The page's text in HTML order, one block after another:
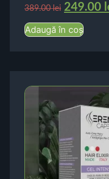
389.00lei 249.00
Adaugă în coș